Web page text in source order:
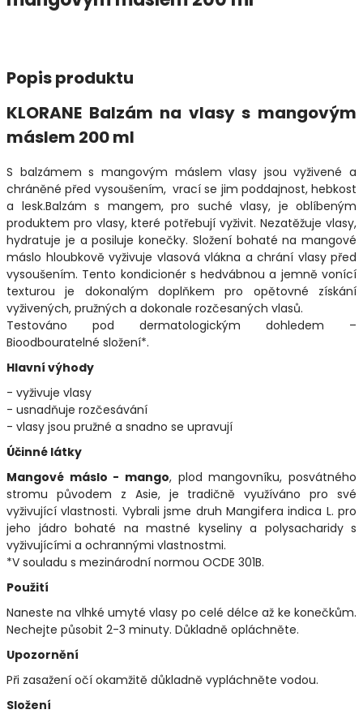
Popis produktu
KLORANE Balzám na vlasy s mangovým
máslem 200 ml
S balzámem s mangovým máslem vlasy jsou vyživené a
chráněné před vysoušením, vrací se jim poddajnost, hebkost
a lesk.Balzám s mangem, pro suché vlasy, je oblíbeným
produktem pro vlasy, které potřebují vyživit. Nezatěžuje vlasy,
hydratuje je a posiluje konečky. Složení bohaté na mangové
máslo hloubkově vyživuje vlasová vlákna a chrání vlasy před
vysoušením. Tento kondicionér s hedvábnou a jemně vonící
texturou je dokonalým doplňkem pro opětovné získání
vyživených, pružných a dokonale rozčesaných vlasů.
Testováno pod dermatologickým dohledem –
Bioodbouratelné složení*.
Hlavní výhody
- vyživuje vlasy
- usnadňuje rozčesávání
- vlasy jsou pružné a snadno se upravují
Účinné látky
Mangové máslo - mango, plod mangovníku, posvátného
stromu původem z Asie, je tradičně využíváno pro své
vyživující vlastnosti. Vybrali jsme druh Mangifera indica L. pro
jeho jádro bohaté na mastné kyseliny a polysacharidy s
vyživujícími a ochrannými vlastnostmi.
*V souladu s mezinárodní normou OCDE 301B.
Použití
Naneste na vlhké umyté vlasy po celé délce až ke konečkům.
Nechejte působit 2-3 minuty. Důkladně opláchněte.
Upozornění
Při zasažení očí okamžitě důkladně vypláchněte vodou.
Složení